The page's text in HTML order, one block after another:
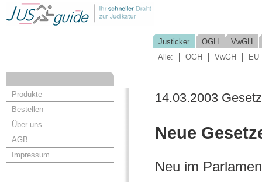
Justicker OGH
VwGH
Alle:
OGH VwGH EU
Produkte
Bestellen
Über uns
AGB
Impressum
14.03.2003
Neue
Neu im